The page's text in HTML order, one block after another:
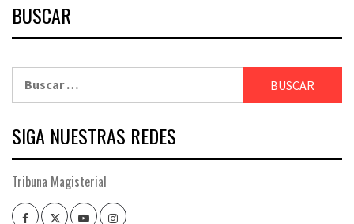
BUSCAR
SIGA NUESTRAS REDES
Tribuna Magisterial
FacebookTwitterYoutubeInstagram